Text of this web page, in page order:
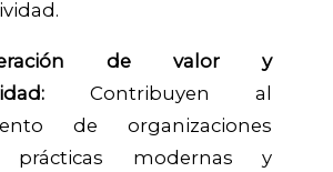
de valor y
Contribuyen al
de organizaciones
prácticas modernas y